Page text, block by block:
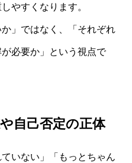
やすくなります。
」ではなく、「それぞれ
必要か」という視点で
自己否定の正体
いない」「もっとちゃん